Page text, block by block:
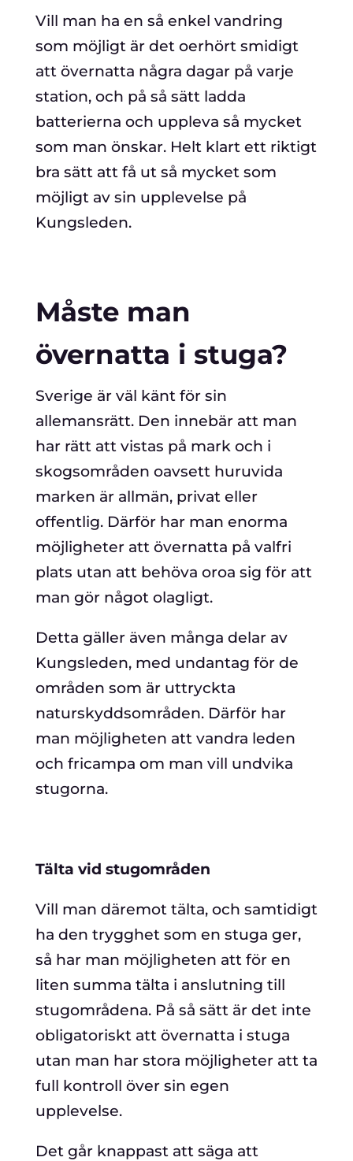
Vill man ha en så enkel vandring
som möjligt är det oerhört smidigt
att övernatta några dagar på varje
station, och på så sätt ladda
batterierna och uppleva så mycket
som man önskar. Helt klart ett riktigt
bra sätt att få ut så mycket som
möjligt av sin upplevelse på
Kungsleden.
Måste man
övernatta i stuga?
Sverige är väl känt för sin
allemansrätt. Den innebär att man
har rätt att vistas på mark och i
skogsområden oavsett huruvida
marken är allmän, privat eller
offentlig. Därför har man enorma
möjligheter att övernatta på valfri
plats utan att behöva oroa sig för att
man gör något olagligt.
Detta gäller även många delar av
Kungsleden, med undantag för de
områden som är uttryckta
naturskyddsområden. Därför har
man möjligheten att vandra leden
och fricampa om man vill undvika
stugorna.
Tälta vid stugområden
Vill man däremot tälta, och samtidigt
ha den trygghet som en stuga ger,
så har man möjligheten att för en
liten summa tälta i anslutning till
stugområdena. På så sätt är det inte
obligatoriskt att övernatta i stuga
utan man har stora möjligheter att ta
full kontroll över sin egen
upplevelse.
Det går knappast att säga att